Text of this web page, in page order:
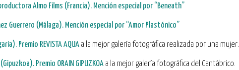
Almo Films (Francia). Mención especial por “Beneath”
Guerrero (Málaga). Mención especial por “Amor Plastónico”
Premio REVISTA AQUA a la mejor galería fotográfica realizada por una mujer.
Premio ORAIN GIPUZKOA a la mejor galería fotográfica del Cantábrico.